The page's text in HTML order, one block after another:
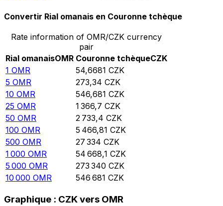
Convertir Rial omanais en Couronne tchèque
Rate information of OMR/CZK currency
pair
Rial omanaisOMR Couronne tchèqueCZK
1 OMR 54,6681 CZK
5 OMR 273,34 CZK
10 OMR 546,681 CZK
25 OMR 1 366,7 CZK
50 OMR 2 733,4 CZK
100 OMR 5 466,81 CZK
500 OMR 27 334 CZK
1 000 OMR 54 668,1 CZK
5 000 OMR 273 340 CZK
10 000 OMR 546 681 CZK
Graphique : CZK vers OMR